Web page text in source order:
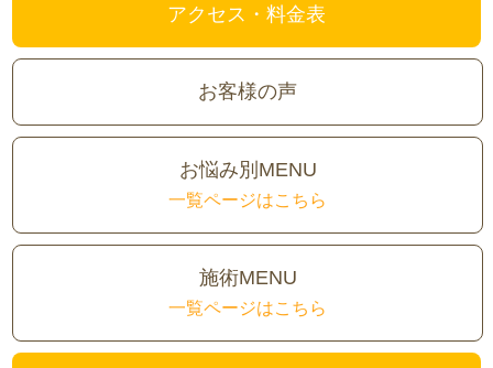
アクセス・料金表
お客様の声
お悩み別MENU
一覧ページはこちら
施術MENU
一覧ページはこちら